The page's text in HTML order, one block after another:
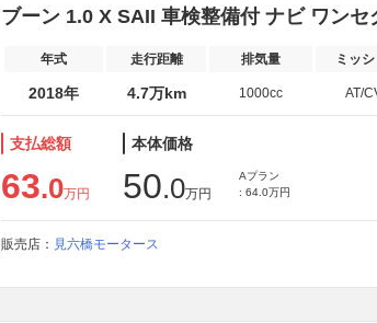
ブーン 1.0 X SAII 車検整備付 ナビ ワンセ
年式 走行距離 排気量 ミッ
2018年 4.7万km 1000cc AT/
支払総額
63.0万円
本体価格
50.0万円
Aプラン
: 64.0万円
販売店： 見六橋モータース